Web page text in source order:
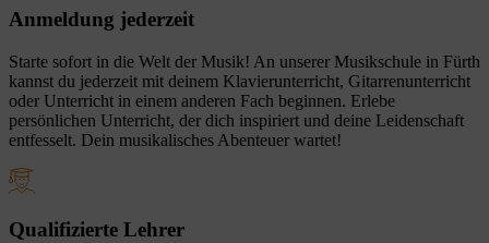
Anmeldung jederzeit
Starte sofort in die Welt der Musik! An unserer Musikschule in Fürth
kannst du jederzeit mit deinem Klavierunterricht, Gitarrenunterricht
oder Unterricht in einem anderen Fach beginnen. Erlebe
persönlichen Unterricht, der dich inspiriert und deine Leidenschaft
entfesselt. Dein musikalisches Abenteuer wartet!
Qualifizierte Lehrer